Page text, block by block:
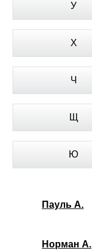
У
Х
Ч
Щ
Ю
Пауль А.
Норман А.